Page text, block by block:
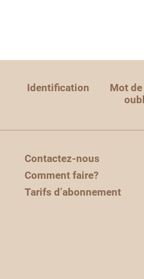
Identification
Mot
Contactez-nous
Comment faire?
Tarifs d’abonnement